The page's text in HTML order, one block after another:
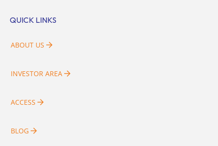
QUICK LINKS
ABOUT US
INVESTOR AREA
ACCESS
BLOG